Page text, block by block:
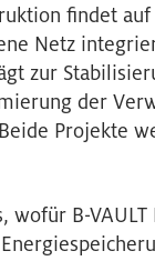
findet
Netz
zur
der
Projekte
wofür B-